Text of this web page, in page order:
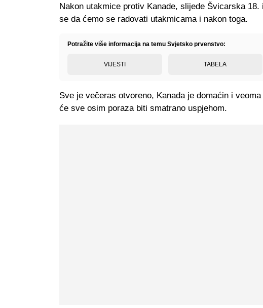
Nakon utakmice protiv Kanade, slijede Švicarska 18.
se da ćemo se radovati utakmicama i nakon toga.
Potražite više informacija na temu Svjetsko prvenstvo:
VIJESTI TABELA
Sve je večeras otvoreno, Kanada je domaćin i
će sve osim poraza biti smatrano uspjehom.